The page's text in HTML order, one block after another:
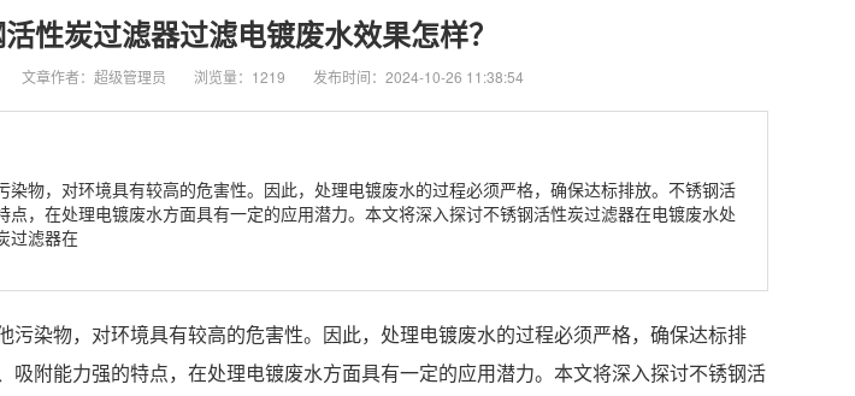
性炭过滤器过滤电镀废水效果怎样？
文章作者：超级管理员 浏览量：1219 发布时间：2024-10-26 11:38:54
物，对环境具有较高的危害性。因此，处理电镀废水的过程必须严格，确保达标排放。不锈钢活
，在处理电镀废水方面具有一定的应用潜力。本文将深入探讨不锈钢活性炭过滤器在电镀废水处
过滤器在
污染物，对环境具有较高的危害性。因此，处理电镀废水的过程必须严格，确保达标排
吸附能力强的特点，在处理电镀废水方面具有一定的应用潜力。本文将深入探讨不锈钢活